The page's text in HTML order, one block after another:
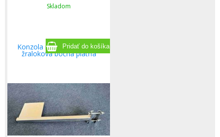
Skladom
Konzola na kamery 50 cm
žralokova bočná platňa